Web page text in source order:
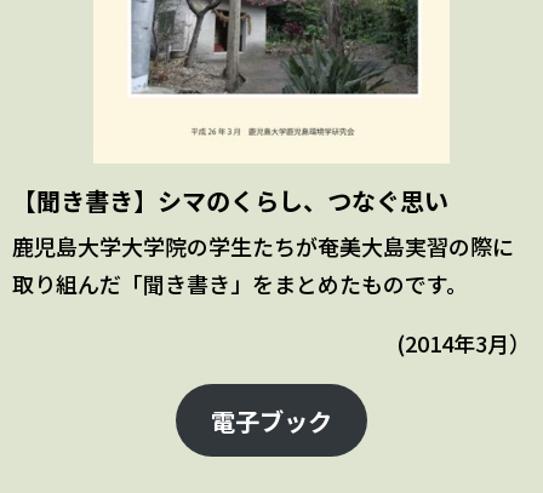
【聞き書き】シマのくらし、つなぐ思い
鹿児島大学大学院の学生たちが奄美大島実習の際に
取り組んだ「聞き書き」をまとめたものです。
(2014年3月）
電子ブック